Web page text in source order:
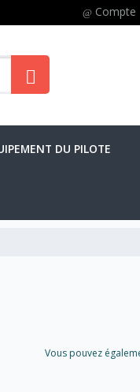
Compte
DU PILOTE
Vous pouvez